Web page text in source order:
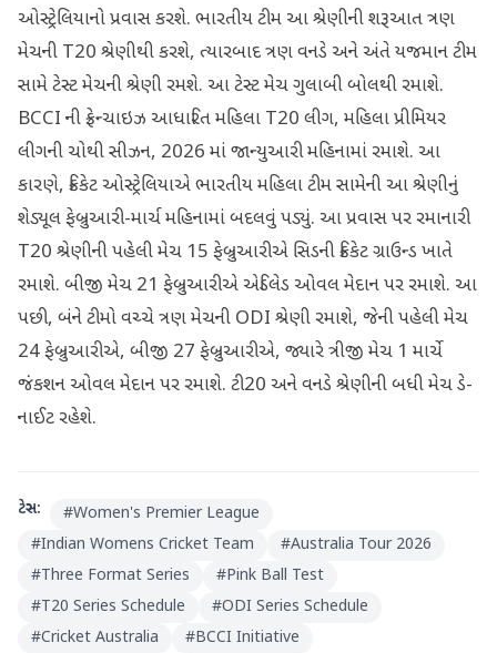
ઓસ્ટ્રેલિયાનો પ્રવાસ કરશે. ભારતીય ટીમ આ શ્રેણીની શરૂઆત ત્રણ
મેચની T20 શ્રેણીથી કરશે, ત્યારબાદ ત્રણ વનડે અને અંતે યજમાન ટીમ
સામે ટેસ્ટ મેચની શ્રેણી રમશે. આ ટેસ્ટ મેચ ગુલાબી બોલથી રમાશે.
BCCI ની ફ્રેન્ચાઇઝ આધારિત મહિલા T20 લીગ, મહિલા પ્રીમિયર
લીગની ચોથી સીઝન, 2026 માં જાન્યુઆરી મહિનામાં રમાશે. આ
કારણે, ક્રિકેટ ઓસ્ટ્રેલિયાએ ભારતીય મહિલા ટીમ સામેની આ શ્રેણીનું
શેડ્યૂલ ફેબ્રુઆરી-માર્ચ મહિનામાં બદલવું પડ્યું. આ પ્રવાસ પર રમાનારી
T20 શ્રેણીની પહેલી મેચ 15 ફેબ્રુઆરીએ સિડની ક્રિકેટ ગ્રાઉન્ડ ખાતે
રમાશે. બીજી મેચ 21 ફેબ્રુઆરીએ એડિલેડ ઓવલ મેદાન પર રમાશે. આ
પછી, બંને ટીમો વચ્ચે ત્રણ મેચની ODI શ્રેણી રમાશે, જેની પહેલી મેચ
24 ફેબ્રુઆરીએ, બીજી 27 ફેબ્રુઆરીએ, જ્યારે ત્રીજી મેચ 1 માર્ચે
જંકશન ઓવલ મેદાન પર રમાશે. ટી20 અને વનડે શ્રેણીની બધી મેચ ડે-
નાઈટ રહેશે.
ટેગ્સ: #Women's Premier League
#Indian Womens Cricket Team #Australia Tour 2026
#Three Format Series #Pink Ball Test
#T20 Series Schedule #ODI Series Schedule
#Cricket Australia #BCCI Initiative